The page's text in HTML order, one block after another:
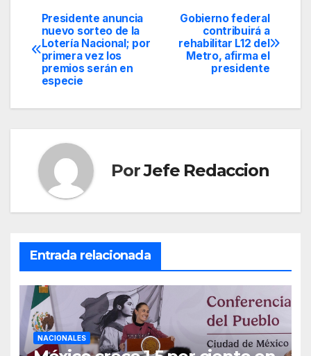
Navegación
de
entradas
Gobierno federal
contribuirá a
rehabilitar L12 del
Metro, afirma el
presidente
Presidente anuncia
nuevo sorteo de la
Lotería Nacional; por
primera vez los
premios serán en
especie
PorJefe Redaccion
Entrada relacionada
NACIONALES